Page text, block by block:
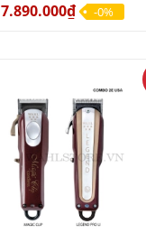
7.890.000₫ -0%